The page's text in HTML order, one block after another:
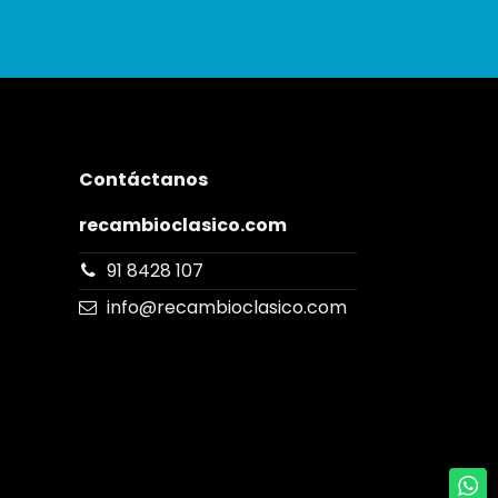
Contáctanos
recambioclasico.com
91 8428 107
info@recambioclasico.com